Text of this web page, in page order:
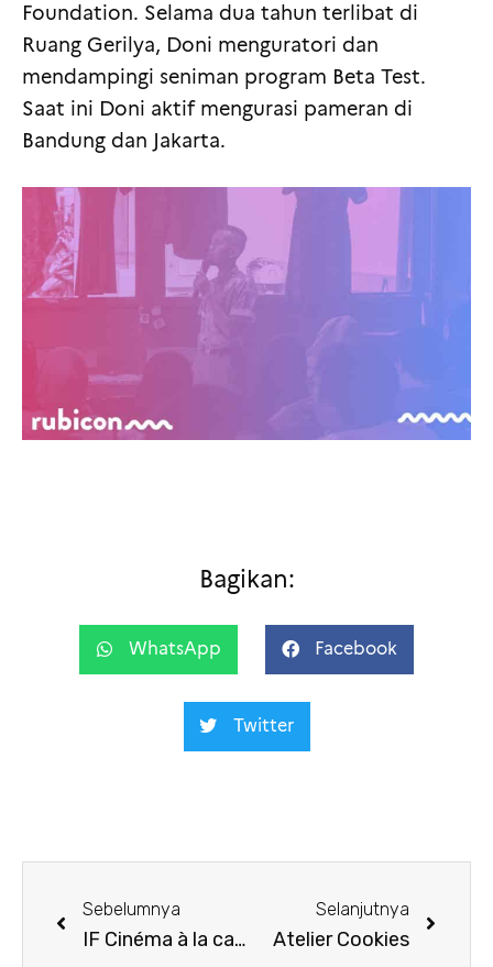
Foundation. Selama dua tahun terlibat di
Ruang Gerilya, Doni menguratori dan
mendampingi seniman program Beta Test.
Saat ini Doni aktif mengurasi pameran di
Bandung dan Jakarta.
Bagikan:
WhatsApp Facebook
Twitter
Sebelumnya
IF Cinéma à la carte
Selanjutnya
Atelier Cookies